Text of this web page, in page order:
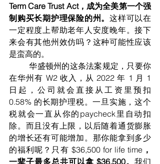
Term Care Trust Act，成为全美第一个强
制购买长期护理保险的州。 这样可以在
一定程度上帮助老年人安度晚年。接下
来会有其他州效仿吗？这种可能性应该
是蛮高的。
	华盛顿州的这条法案规定，只要你
在华州有 W2 收入，从 2022 年 1 月 1
日起，公司就会直接从工资里预扣
0.58% 的长期护理税。一旦实施，这个
税就会一直从你的paycheck里自动扣
除。而且没有上限，以后随着通货膨胀
的增长还有可能增加。那你能拿到多少
的福利呢？只有 $36,500 for life time，
一辈子最多总共可以拿 $36,500。 我们